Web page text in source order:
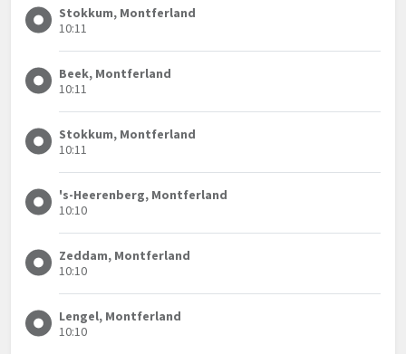
Stokkum, Montferland
10:11
Beek, Montferland
10:11
Stokkum, Montferland
10:11
's-Heerenberg, Montferland
10:10
Zeddam, Montferland
10:10
Lengel, Montferland
10:10